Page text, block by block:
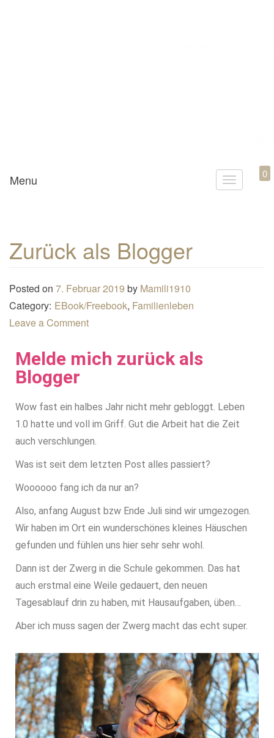
Mamili1910
T
i
o
Menu 0
Zurück als Blogger
Posted on 7. Februar 2019 by Mamili1910
Category: EBook/Freebook, Familienleben
Leave a Comment
Melde mich zurück als
Blogger
Wow fast ein halbes Jahr nicht mehr gebloggt. Leben
1.0 hatte und voll im Griff. Gut die Arbeit hat die Zeit
auch verschlungen.
Was ist seit dem letzten Post alles passiert?
Woooooo fang ich da nur an?
Also, anfang August bzw Ende Juli sind wir umgezogen.
Wir haben im Ort ein wunderschönes kleines Häuschen
gefunden und fühlen uns hier sehr sehr wohl.
Dann ist der Zwerg in die Schule gekommen. Das hat
auch erstmal eine Weile gedauert, den neuen
Tagesablauf drin zu haben, mit Hausaufgaben, üben…
Aber ich muss sagen der Zwerg macht das echt super.